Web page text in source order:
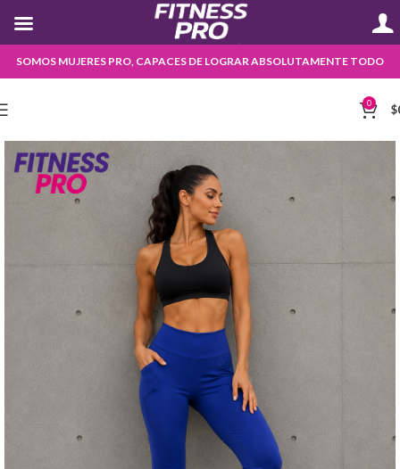
SOMOS MUJERES PRO, CAPACES DE LOGRAR ABSOLUTAMENTE TODO
0 $